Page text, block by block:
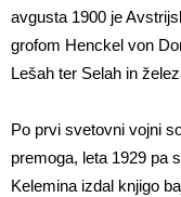
avgusta 1900 je
grofom Henckel von
Lešah ter Selah in
Po prvi svetovni vojni
premoga, leta 1929 pa
Kelemina izdal knjigo